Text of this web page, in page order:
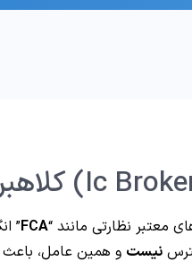
معتبر نظارتی مانند “FCA
”
نیست و همین عامل، باعث